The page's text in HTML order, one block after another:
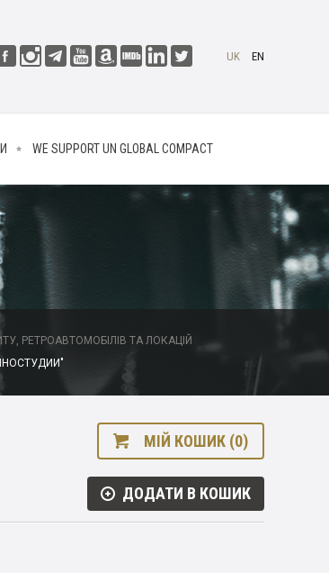
UK EN
WE SUPPORT UN GLOBAL COMPACT
РЕТРОАВТОМОБІЛІВ ТА ЛОКАЦІЙ
МІЙ КОШИК (0)
ДОДАТИ В КОШИК